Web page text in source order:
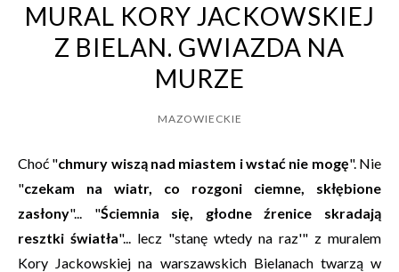
MURAL KORY JACKOWSKIEJ
Z BIELAN. GWIAZDA NA
MURZE
MAZOWIECKIE
Choć "chmury wiszą nad miastem i wstać nie mogę". Nie
"czekam na wiatr, co rozgoni ciemne, skłębione
zasłony"... "Ściemnia się, głodne źrenice skradają
resztki światła"... lecz "stanę wtedy na raz'" z muralem
Kory Jackowskiej na warszawskich Bielanach twarzą w